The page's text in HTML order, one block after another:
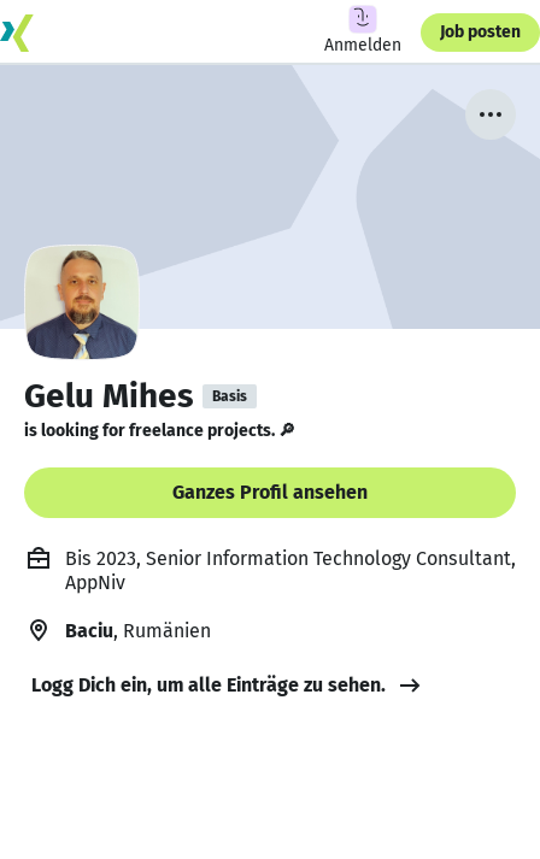
Anmelden
Job posten
Gelu Mihes Basis
is looking for freelance projects. 🔎
Ganzes Profil ansehen
Bis 2023, Senior Information Technology Consultant,
AppNiv
Baciu, Rumänien
Logg Dich ein, um alle Einträge zu sehen.